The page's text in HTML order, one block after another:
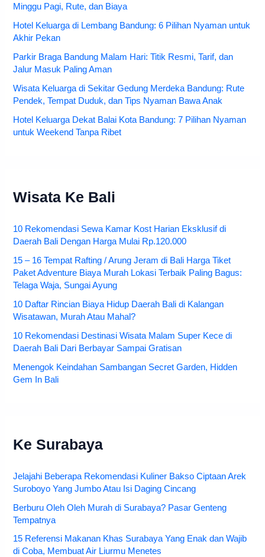
Minggu Pagi, Rute, dan Biaya
Hotel Keluarga di Lembang Bandung: 6 Pilihan Nyaman untuk
Akhir Pekan
Parkir Braga Bandung Malam Hari: Titik Resmi, Tarif, dan
Jalur Masuk Paling Aman
Wisata Keluarga di Sekitar Gedung Merdeka Bandung: Rute
Pendek, Tempat Duduk, dan Tips Nyaman Bawa Anak
Hotel Keluarga Dekat Balai Kota Bandung: 7 Pilihan Nyaman
untuk Weekend Tanpa Ribet
Wisata Ke Bali
10 Rekomendasi Sewa Kamar Kost Harian Eksklusif di
Daerah Bali Dengan Harga Mulai Rp.120.000
15 – 16 Tempat Rafting / Arung Jeram di Bali Harga Tiket
Paket Adventure Biaya Murah Lokasi Terbaik Paling Bagus:
Telaga Waja, Sungai Ayung
10 Daftar Rincian Biaya Hidup Daerah Bali di Kalangan
Wisatawan, Murah Atau Mahal?
10 Rekomendasi Destinasi Wisata Malam Super Kece di
Daerah Bali Dari Berbayar Sampai Gratisan
Menengok Keindahan Sambangan Secret Garden, Hidden
Gem In Bali
Ke Surabaya
Jelajahi Beberapa Rekomendasi Kuliner Bakso Ciptaan Arek
Suroboyo Yang Jumbo Atau Isi Daging Cincang
Berburu Oleh Oleh Murah di Surabaya? Pasar Genteng
Tempatnya
15 Referensi Makanan Khas Surabaya Yang Enak dan Wajib
di Coba, Membuat Air Liurmu Menetes